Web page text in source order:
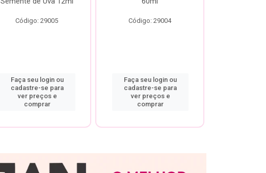
Código: 29005
Faça seu login ou
cadastre-se para
ver preços e
comprar
Código: 29004
Faça seu login ou
cadastre-se para
ver preços e
comprar